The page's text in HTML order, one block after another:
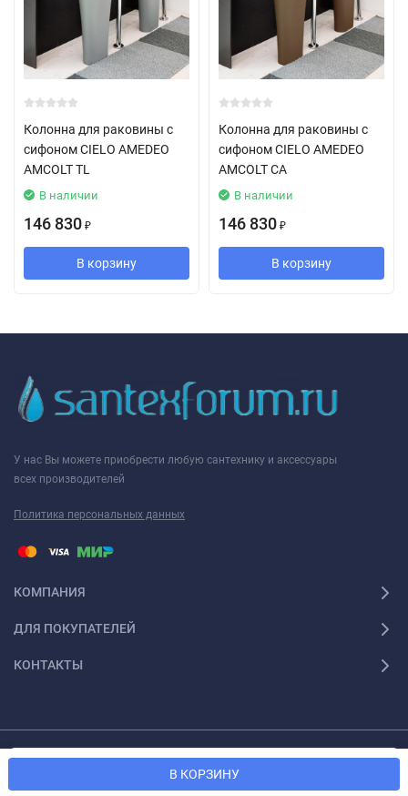
В КОРЗИНУ
Колонна для раковины с
сифоном CIELO AMEDEO
AMCOLT TL
В наличии
146 830 ₽
В корзину
Колонна для раковины с
сифоном CIELO AMEDEO
AMCOLT CA
В наличии
146 830 ₽
В корзину
У нас Вы можете приобрести любую сантехнику и аксессуары
всех производителей
Политика персональных данных
КОМПАНИЯ
ДЛЯ ПОКУПАТЕЛЕЙ
КОНТАКТЫ